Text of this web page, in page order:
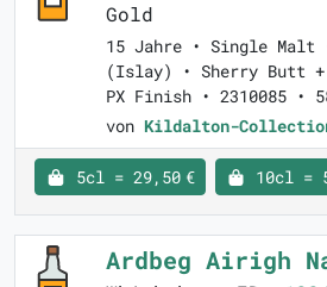
Gold
15 Jahre • Single Malt
(Islay) • Sherry Butt +
PX Finish • 2310085 •
von Kildalton-
5cl = 29,50 € 10cl =
Ardbeg Airigh